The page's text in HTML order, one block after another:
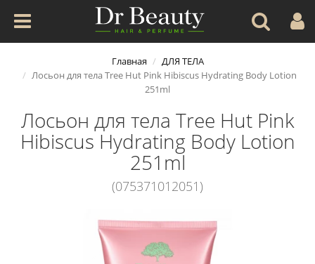
Главная
ДЛЯ ТЕЛА
Лосьон для тела Tree Hut Pink Hibiscus Hydrating Body Lotion
251ml
Лосьон для тела Tree Hut Pink
Hibiscus Hydrating Body Lotion
251ml
(075371012051)